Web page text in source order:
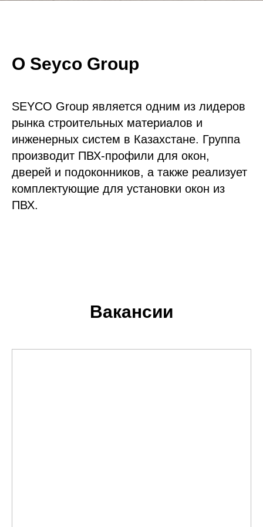
О Seyco Group
SEYCO Group является одним из лидеров
рынка строительных материалов и
инженерных систем в Казахстане. Группа
производит ПВХ-профили для окон,
дверей и подоконников, а также реализует
комплектующие для установки окон из
ПВХ.
Вакансии